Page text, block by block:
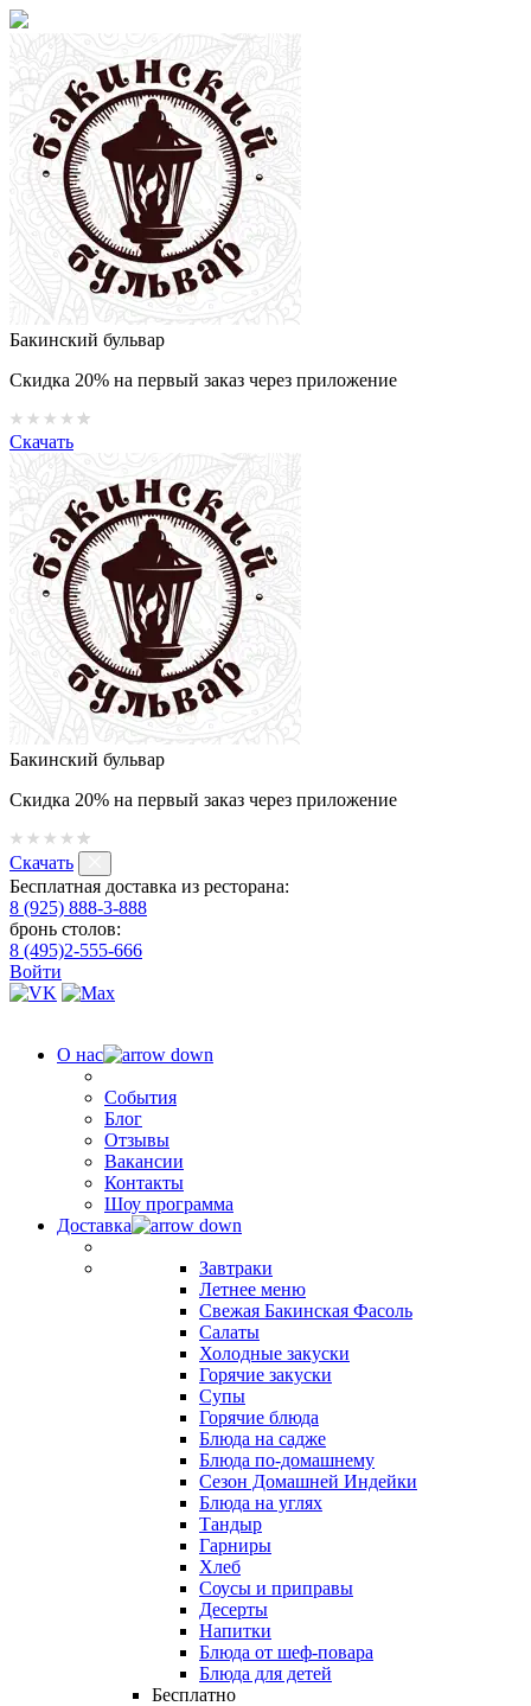
Бакинский бульвар
Скидка 20% на первый заказ через приложение
Скачать
Бакинский бульвар
Скидка 20% на первый заказ через приложение
Скачать
Бесплатная доставка из ресторана:
8 (925) 888-3-888
бронь столов:
8 (495)2-555-666
Войти
О нас
События
Блог
Отзывы
Вакансии
Контакты
Шоу программа
Доставка
Завтраки
Летнее меню
Свежая Бакинская Фасоль
Салаты
Холодные закуски
Горячие закуски
Супы
Горячие блюда
Блюда на садже
Блюда по-домашнему
Сезон Домашней Индейки
Блюда на углях
Тандыр
Гарниры
Хлеб
Соусы и приправы
Десерты
Напитки
Блюда от шеф-повара
Блюда для детей
Бесплатно